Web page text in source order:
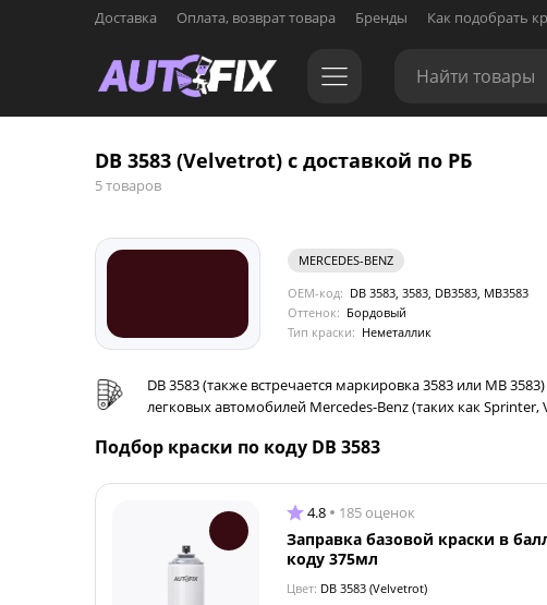
Доставка Оплата, возврат товара Бренды Как подобрать
DB 3583 (Velvetrot) с доставкой по РБ
5 товаров
MERCEDES-BENZ
OEM-код: DB 3583, 3583, DB3583, MB3583
Оттенок: Бордовый
Тип краски: Неметаллик
DB 3583 (также встречается маркировка 3583 или MB
легковых автомобилей Mercedes-Benz (таких как
Подбор краски по коду DB 3583
4.8 185 оценок
Заправка базовой краски в
коду 375мл
Цвет: DB 3583 (Velvetrot)